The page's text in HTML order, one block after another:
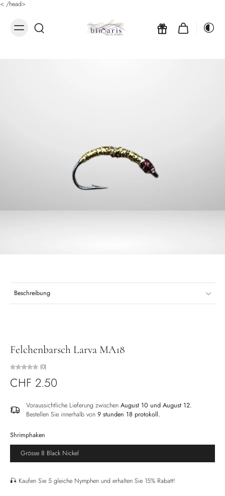
< /head>
Beschreibung
Felchenbarsch Larva MA18
(0)
CHF 2.50
Voraussichtliche Lieferung zwischen August 10 und August 12.
Bestellen Sie innerhalb von 9 stunden 18 protokoll.
Shrimphaken
Grösse 8 Black Nickel
🎣 Kaufen Sie 5 gleiche Nymphen und erhalten Sie 15% Rabatt!